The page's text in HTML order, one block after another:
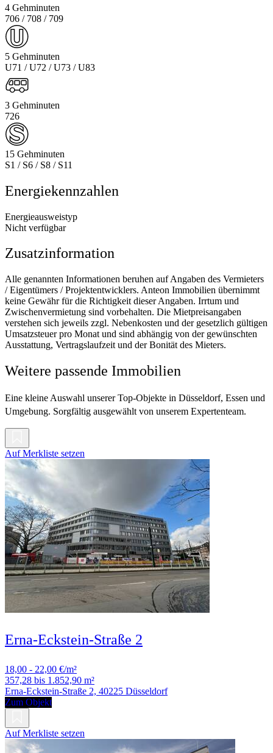
4 Gehminuten
706 / 708 / 709
5 Gehminuten
U71 / U72 / U73 / U83
3 Gehminuten
726
15 Gehminuten
S1 / S6 / S8 / S11
Energiekennzahlen
Energieausweistyp
Nicht verfügbar
Zusatzinformation
Alle genannten Informationen beruhen auf Angaben des Vermieters
/ Eigentümers / Projektentwicklers. Anteon Immobilien übernimmt
keine Gewähr für die Richtigkeit dieser Angaben. Irrtum und
Zwischenvermietung sind vorbehalten. Die Mietpreisangaben
verstehen sich jeweils zzgl. Nebenkosten und der gesetzlich gültigen
Umsatzsteuer pro Monat und sind abhängig von der gewünschten
Ausstattung, Vertragslaufzeit und der Bonität des Mieters.
Weitere passende Immobilien
Eine kleine Auswahl unserer Top-Objekte in Düsseldorf, Essen und
Umgebung. Sorgfältig ausgewählt von unserem Expertenteam.
Auf Merkliste setzen
Erna-Eckstein-Straße 2
18,00 - 22,00 €/m²
357,28 bis 1.852,90 m²
Erna-Eckstein-Straße 2, 40225 Düsseldorf
Zum Objekt
Auf Merkliste setzen